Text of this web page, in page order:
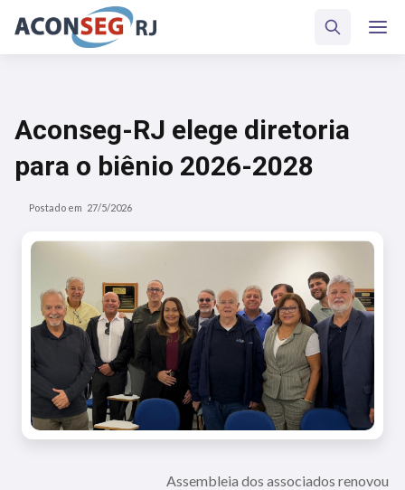
Aconseg-RJ elege diretoria
para o biênio 2026-2028
Postado em 27/5/2026
Assembleia dos associados renovou